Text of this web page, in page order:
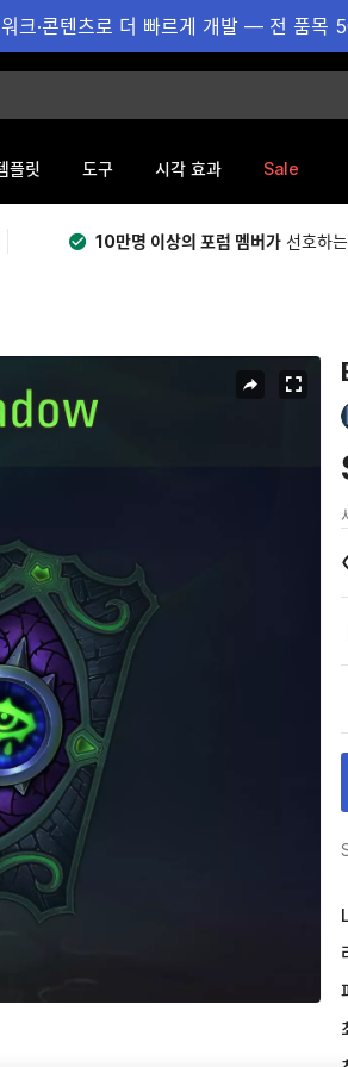
크·콘텐츠로 더 빠르게 개발 — 전 품목
플릿 도구 시각 효과 Sale
10만명 이상의 포럼 멤버가 선호하